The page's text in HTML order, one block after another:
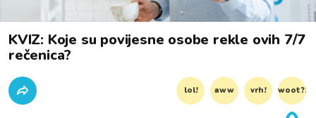
KVIZ: Koje su povijesne osobe rekle ovih 7/7
rečenica?
lol! aww vrh! woot?!